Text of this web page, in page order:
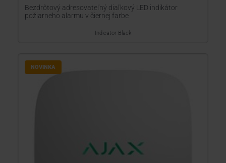
Bezdrôtový adresovateľný diaľkový LED indikátor
požiarneho alarmu v čiernej farbe
Indicator Black
NOVINKA